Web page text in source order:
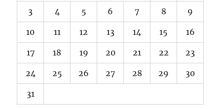
3 4 5 6 7 8 9
10 11 12 13 14 15 16
17 18 19 20 21 22 23
24 25 26 27 28 29 30
31